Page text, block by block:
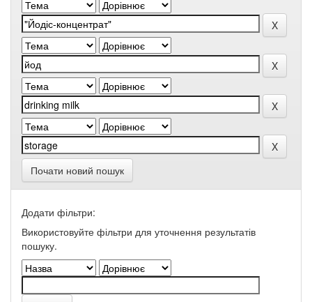
Почати новий пошук
Додати фільтри:
Використовуйте фільтри для уточнення результатів
пошуку.